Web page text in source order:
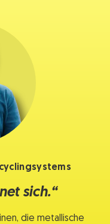
sich.“
die metallische